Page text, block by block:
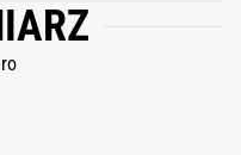
AQUA (WATER), BHT, ALPHA-
BENZOATE, BENZYL
EUGENOL, FARNESOL,